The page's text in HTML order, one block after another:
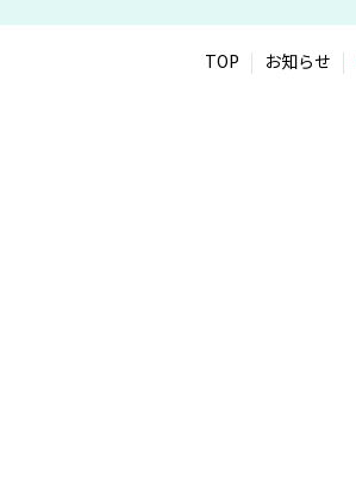
TOP お知らせ